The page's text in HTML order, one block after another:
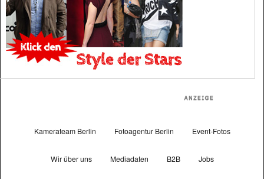
Kamerateam Berlin Fotoagentur Berlin Event-Fotos
Wir über uns Mediadaten B2B Jobs